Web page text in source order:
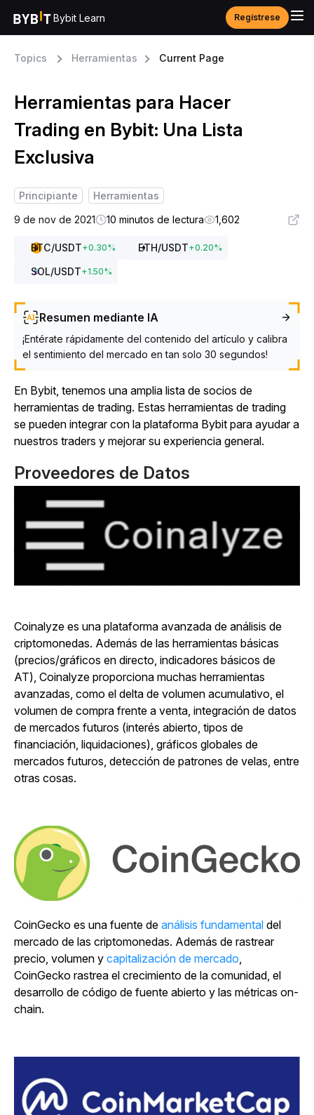
Bybit Learn Regístrese
Topics Herramientas Current Page
Herramientas para Hacer
Trading en Bybit: Una Lista
Exclusiva
Principiante
Herramientas
9 de nov de 2021
10 minutos de lectura 1,602
BTC/USDT+0.30% ETH/USDT+0.20%
SOL/USDT+1.50%
Resumen mediante IA
¡Entérate rápidamente del contenido del artículo y calibra
el sentimiento del mercado en tan solo 30 segundos!
En Bybit, tenemos una amplia lista de socios de
herramientas de trading. Estas herramientas de trading
se pueden integrar con la plataforma Bybit para ayudar a
nuestros traders y mejorar su experiencia general.
Proveedores de Datos
Coinalyze es una plataforma avanzada de análisis de
criptomonedas. Además de las herramientas básicas
(precios/gráficos en directo, indicadores básicos de
AT), Coinalyze proporciona muchas herramientas
avanzadas, como el delta de volumen acumulativo, el
volumen de compra frente a venta, integración de datos
de mercados futuros (interés abierto, tipos de
financiación, liquidaciones), gráficos globales de
mercados futuros, detección de patrones de velas, entre
otras cosas.
CoinGecko es una fuente de análisis fundamental del
mercado de las criptomonedas. Además de rastrear
precio, volumen y capitalización de mercado,
CoinGecko rastrea el crecimiento de la comunidad, el
desarrollo de código de fuente abierto y las métricas on-
chain.